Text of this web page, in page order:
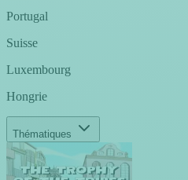
Portugal
Suisse
Luxembourg
Hongrie
Thématiques